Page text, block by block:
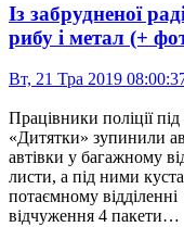
Із забрудненої
рибу і метал (+
Вт, 21 Тра 2019
Працівники поліції
«Дитятки» зупинили
автівки у багажному
листи, а під ними
потаємному
відчуження 4 пакети…